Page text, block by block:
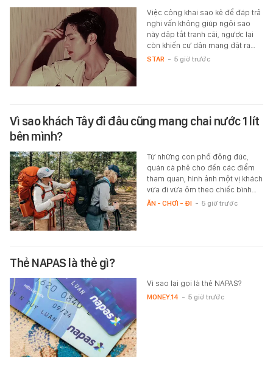
Việc công khai sao kê để đáp trả
nghi vấn không giúp ngôi sao
này dập tắt tranh cãi, ngược lại
còn khiến cư dân mạng đặt ra…
STAR - 5 giờ trước
Vì sao khách Tây đi đâu cũng mang chai nước 1 lít
bên mình?
Từ những con phố đông đúc,
quán cà phê cho đến các điểm
tham quan, hình ảnh một vị khách
vừa đi vừa ôm theo chiếc bình…
ĂN - CHƠI - ĐI - 5 giờ trước
Thẻ NAPAS là thẻ gì?
Vì sao lại gọi là thẻ NAPAS?
MONEY.14 - 5 giờ trước